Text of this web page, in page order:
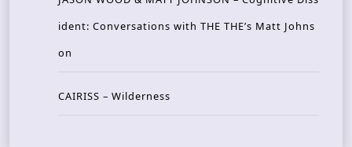
ident: Conversations with THE THE’s Matt Johns
on
CAIRISS – Wilderness